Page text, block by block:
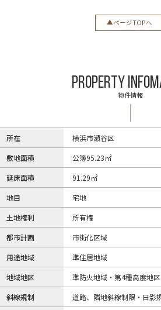
ページTOPへ
PROPERTY
物件情報
所在
横浜市瀬谷区
敷地面積
公簿95.23㎡
延床面積
91.29㎡
地目
宅地
土地権利
所有権
都市計画
市街化区域
用途地域
準住居地域
地域地区
準防火地域・第4種高度地区
斜線規制
道路、隣地斜線制限・日影